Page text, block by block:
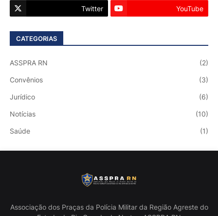
Twitter YouTube
CATEGORIAS
ASSPRA RN (2)
Convênios (3)
Jurídico (6)
Notícias (10)
Saúde (1)
Associação dos Praças da Polícia Militar da Região Agreste do